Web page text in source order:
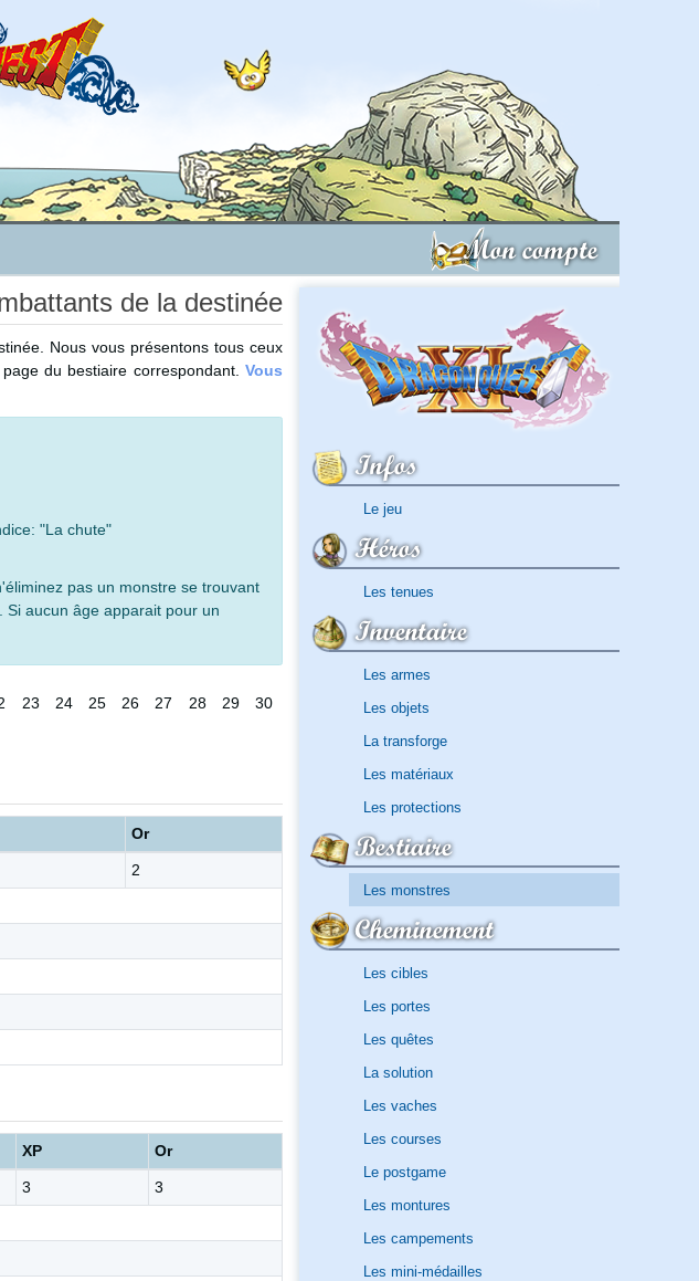
Mon compte
Infos
Le jeu
Héros
Les tenues
Inventaire
Les armes
Les objets
La transforge
Les matériaux
Les protections
Bestiaire
Les monstres
Cheminement
Les cibles
Les portes
Les quêtes
La solution
Les vaches
Les courses
Le postgame
Les montures
Les campements
Les mini-médailles
de la destinée
Nous vous présentons tous ceux
du bestiaire correspondant. Vous
"La chute"
pas un monstre se trouvant
aucun âge apparait pour un
23 24 25 26 27 28 29
30
Or
2
XP Or
3
3